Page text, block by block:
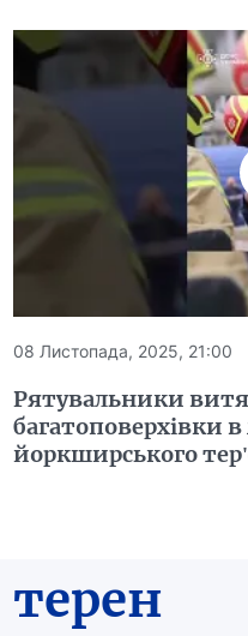
08 Листопада, 2025, 21:00
Рятувальники
багатоповерхівки в
йоркширського
терен